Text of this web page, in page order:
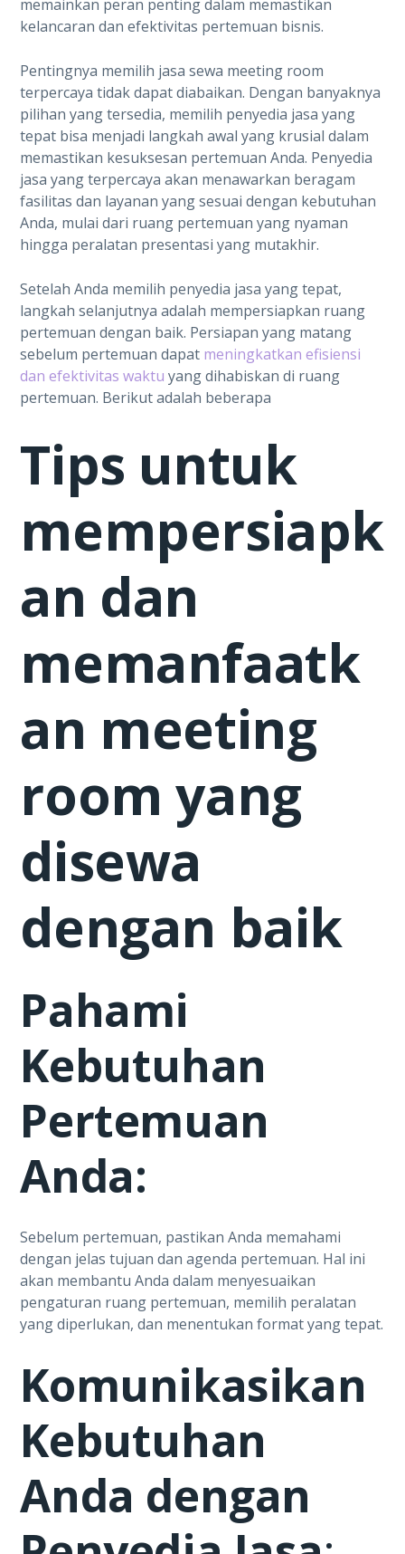
memainkan peran penting dalam memastikan
kelancaran dan efektivitas pertemuan bisnis.
Pentingnya memilih jasa sewa meeting room
terpercaya tidak dapat diabaikan. Dengan banyaknya
pilihan yang tersedia, memilih penyedia jasa yang
tepat bisa menjadi langkah awal yang krusial dalam
memastikan kesuksesan pertemuan Anda. Penyedia
jasa yang terpercaya akan menawarkan beragam
fasilitas dan layanan yang sesuai dengan kebutuhan
Anda, mulai dari ruang pertemuan yang nyaman
hingga peralatan presentasi yang mutakhir.
Setelah Anda memilih penyedia jasa yang tepat,
langkah selanjutnya adalah mempersiapkan ruang
pertemuan dengan baik. Persiapan yang matang
sebelum pertemuan dapat meningkatkan efisiensi
dan efektivitas waktu yang dihabiskan di ruang
pertemuan. Berikut adalah beberapa
Tips untuk
mempersiapk
an dan
memanfaatk
an meeting
room yang
disewa
dengan baik
Pahami
Kebutuhan
Pertemuan
Anda:
Sebelum pertemuan, pastikan Anda memahami
dengan jelas tujuan dan agenda pertemuan. Hal ini
akan membantu Anda dalam menyesuaikan
pengaturan ruang pertemuan, memilih peralatan
yang diperlukan, dan menentukan format yang tepat.
Komunikasikan
Kebutuhan
Anda dengan